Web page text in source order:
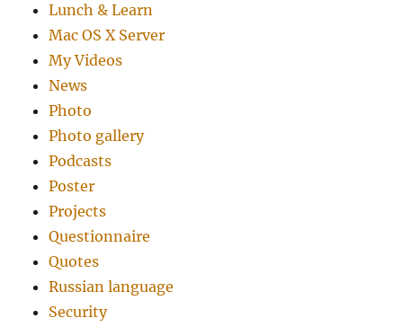
Lunch & Learn
Mac OS X Server
My Videos
News
Photo
Photo gallery
Podcasts
Poster
Projects
Questionnaire
Quotes
Russian language
Security